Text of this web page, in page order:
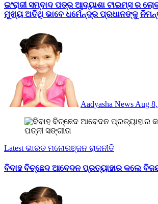
ଇଂରାଜୀ ସମ୍ବାଦ ପତ୍ର ଆଦ୍ୟାଶା ଟାଇମ୍ସ ର
ମୁଖ୍ୟ ଅତିଥି ଭାବେ ଧର୍ମେନ୍ଦ୍ର ପ୍ରଧାନଙ୍କୁ
Aadyasha News Aug
Latest ଭାରତ ମନୋରଞ୍ଜନ ରାଜନୀତି
ବିବାହ ବିଚ୍ଛେଦ ଆବେଦନ ପ୍ରତ୍ୟାହାର କଲେ